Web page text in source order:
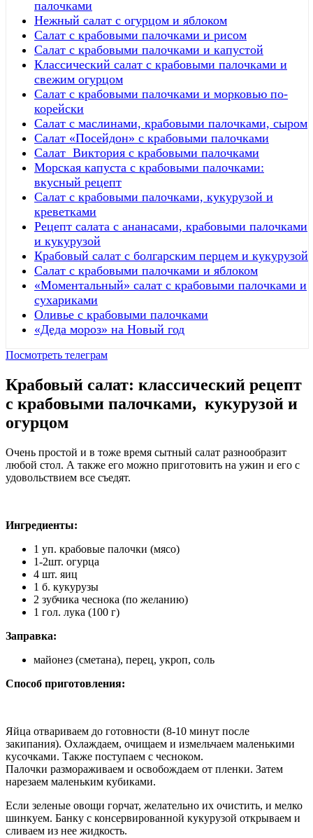
палочками
Нежный салат с огурцом и яблоком
Салат с крабовыми палочками и рисом
Салат с крабовыми палочками и капустой
Классический салат с крабовыми палочками и
свежим огурцом
Салат с крабовыми палочками и морковью по-
корейски
Салат с маслинами, крабовыми палочками, сыром
Салат «Посейдон» с крабовыми палочками
Салат Виктория с крабовыми палочками
Морская капуста с крабовыми палочками:
вкусный рецепт
Салат с крабовыми палочками, кукурузой и
креветками
Рецепт салата с ананасами, крабовыми палочками
и кукурузой
Крабовый салат с болгарским перцем и кукурузой
Салат с крабовыми палочками и яблоком
«Моментальный» салат с крабовыми палочками и
сухариками
Оливье с крабовыми палочками
«Деда мороз» на Новый год
Посмотреть телеграм
Крабовый салат: классический рецепт
с крабовыми палочками, кукурузой и
огурцом
Очень простой и в тоже время сытный салат разнообразит
любой стол. А также его можно приготовить на ужин и его с
удовольствием все съедят.
Ингредиенты:
1 уп. крабовые палочки (мясо)
1-2шт. огурца
4 шт. яиц
1 б. кукурузы
2 зубчика чеснока (по желанию)
1 гол. лука (100 г)
Заправка:
майонез (сметана), перец, укроп, соль
Способ приготовления:
Яйца отвариваем до готовности (8-10 минут после
закипания). Охлаждаем, очищаем и измельчаем маленькими
кусочками. Также поступаем с чесноком.
Палочки размораживаем и освобождаем от пленки. Затем
нарезаем маленьким кубиками.
Если зеленые овощи горчат, желательно их очистить, и мелко
шинкуем. Банку с консервированной кукурузой открываем и
сливаем из нее жидкость.